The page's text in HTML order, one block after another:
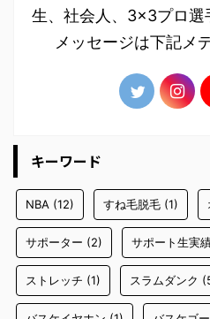
生、社会人、3×3プロ選
メッセージは下記メ
キーワード
NBA (12) すね毛脱毛 (1)
サポーター (2) サポート生実
ストレッチ (1) スラムダンク